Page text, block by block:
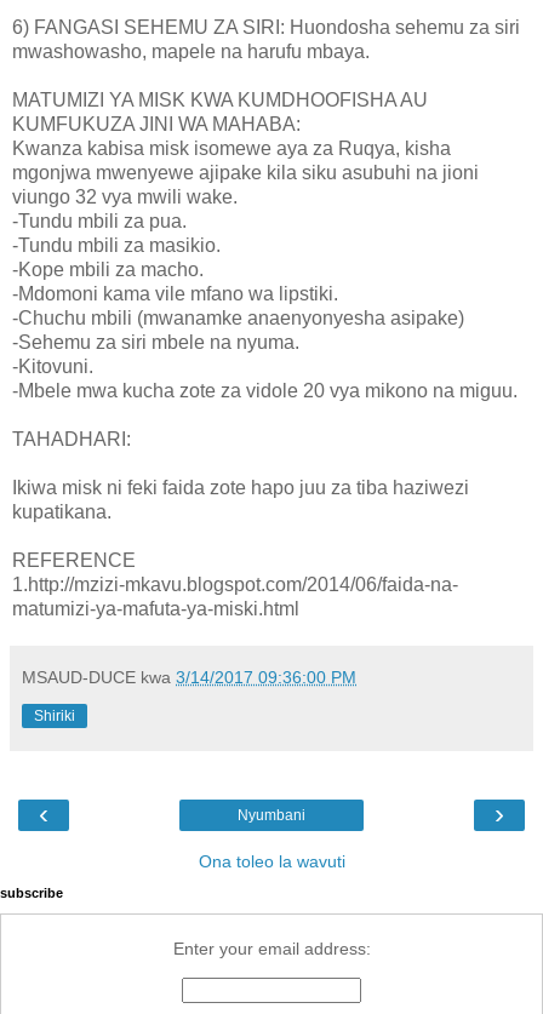
6) FANGASI SEHEMU ZA SIRI: Huondosha sehemu za siri
mwashowasho, mapele na harufu mbaya.
MATUMIZI YA MISK KWA KUMDHOOFISHA AU
KUMFUKUZA JINI WA MAHABA:
Kwanza kabisa misk isomewe aya za Ruqya, kisha
mgonjwa mwenyewe ajipake kila siku asubuhi na jioni
viungo 32 vya mwili wake.
-Tundu mbili za pua.
-Tundu mbili za masikio.
-Kope mbili za macho.
-Mdomoni kama vile mfano wa lipstiki.
-Chuchu mbili (mwanamke anaenyonyesha asipake)
-Sehemu za siri mbele na nyuma.
-Kitovuni.
-Mbele mwa kucha zote za vidole 20 vya mikono na miguu.
TAHADHARI:
Ikiwa misk ni feki faida zote hapo juu za tiba haziwezi
kupatikana.
REFERENCE
1.http://mzizi-mkavu.blogspot.com/2014/06/faida-na-
matumizi-ya-mafuta-ya-miski.html
MSAUD-DUCE kwa 3/14/2017 09:36:00 PM
Shiriki
‹ ›
Nyumbani
Ona toleo la wavuti
subscribe
Enter your email address: